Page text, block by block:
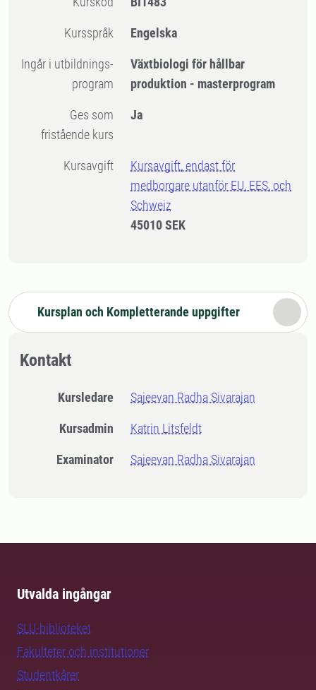
Kursspråk Engelska
Ingår i utbildnings-
program
Växtbiologi för hållbar
produktion - masterprogram
Ges som
fristående kurs
Ja
Kursavgift
Kursavgift, endast för
medborgare utanför EU, EES, och
Schweiz
45010 SEK
Kursplan och Kompletterande uppgifter
Kontakt
Kursledare Sajeevan Radha Sivarajan
Kursadmin Katrin Litsfeldt
Examinator Sajeevan Radha Sivarajan
Utvalda ingångar
SLU-biblioteket
Fakulteter och institutioner
Studentkårer